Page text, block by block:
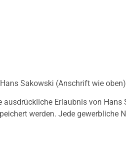
Sakowski (Anschrift wie oben)
ausdrückliche Erlaubnis von
werden. Jede